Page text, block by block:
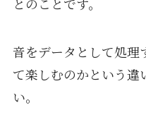
音をデータとして処理
て楽しむのかという違
い。